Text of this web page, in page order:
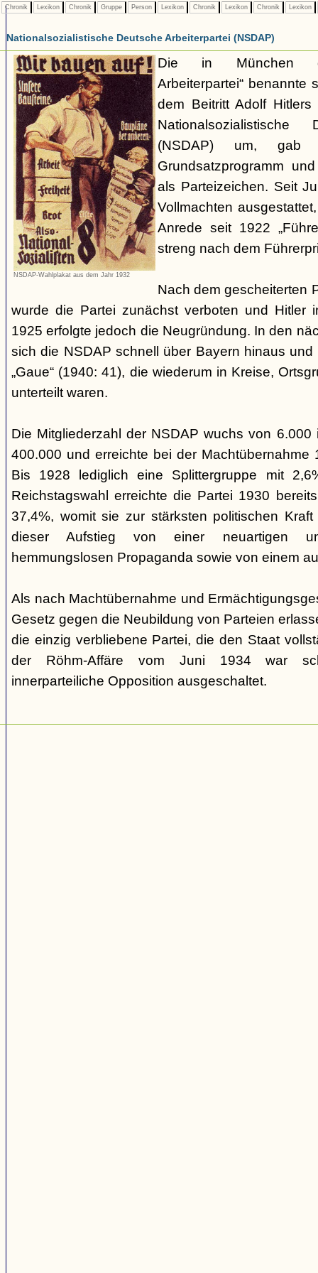
Chronik Lexikon Chronik Gruppe Person Lexikon Chronik Lexikon Chronik Lexikon
Nationalsozialistische Deutsche Arbeiterpartei (NSDAP)
NSDAP-Wahlplakat aus dem Jahr 1932
Die in München
Arbeiterpartei“
dem Beitritt Adolf
Nationalsozialistische
(NSDAP) um, gab
Grundsatzprogramm
als Parteizeichen. Seit
Vollmachten
Anrede seit 1922
streng nach dem
Nach dem gescheiterten
wurde die Partei zunächst verboten und Hitler
1925 erfolgte jedoch die Neugründung. In den
sich die NSDAP schnell über Bayern hinaus
„Gaue“ (1940: 41), die wiederum in Kreise,
unterteilt waren.
Die Mitgliederzahl der NSDAP wuchs von
400.000 und erreichte bei der Machtübernahme
Bis 1928 lediglich eine Splittergruppe mit
Reichstagswahl erreichte die Partei 1930
37,4%, womit sie zur stärksten politischen
dieser Aufstieg von einer neuartigen
hemmungslosen Propaganda sowie von einem
Als nach Machtübernahme und
Gesetz gegen die Neubildung von Parteien
die einzig verbliebene Partei, die den Staat
der Röhm-Affäre vom Juni 1934 war
innerparteiliche Opposition ausgeschaltet.